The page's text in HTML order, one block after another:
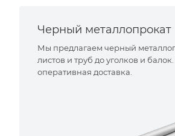
Черный металлопрокат
Мы предлагаем черный
листов и труб до уголков и
оперативная доставка.